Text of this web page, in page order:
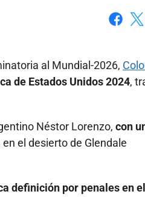
al Mundial-2026,
de Estados Unidos 2024,
Néstor Lorenzo, con
el desierto de Glendale
definición por penales en el